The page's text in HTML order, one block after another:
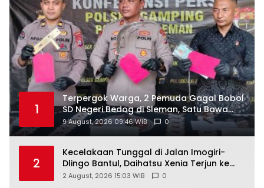
1
Terpergok Warga, 2 Pemuda Gagal Bobol
SD Negeri Bedog di Sleman, Satu Bawa
Clurit
9 August, 2026 09:46 WIB 0
2
Kecelakaan Tunggal di Jalan Imogiri-
Dlingo Bantul, Daihatsu Xenia Terjun ke
Jurang
2 August, 2026 15:03 WIB 0